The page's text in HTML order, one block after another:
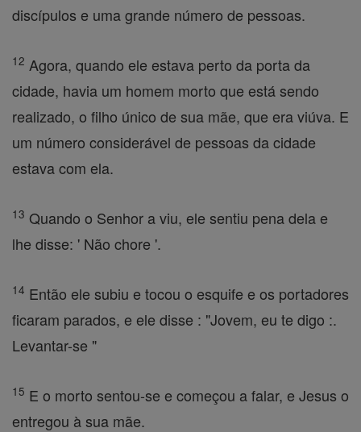
discípulos e uma grande número de pessoas.
12 Agora, quando ele estava perto da porta da
cidade, havia um homem morto que está sendo
realizado, o filho único de sua mãe, que era viúva. E
um número considerável de pessoas da cidade
estava com ela.
13 Quando o Senhor a viu, ele sentiu pena dela e
lhe disse: ' Não chore '.
14 Então ele subiu e tocou o esquife e os portadores
ficaram parados, e ele disse : "Jovem, eu te digo :.
Levantar-se "
15 E o morto sentou-se e começou a falar, e Jesus o
entregou à sua mãe.